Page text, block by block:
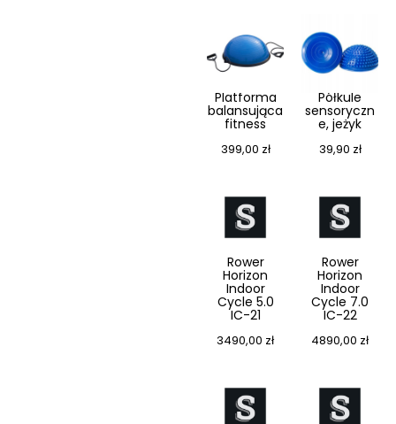
Platforma
balansująca
fitness
399,00 zł
Półkule
sensoryczn
e, jeżyk
39,90 zł
Rower
Horizon
Indoor
Cycle 5.0
IC-21
3490,00 zł
Rower
Horizon
Indoor
Cycle 7.0
IC-22
4890,00 zł